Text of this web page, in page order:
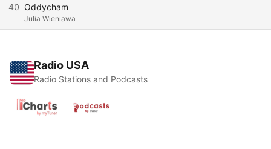
40 Oddycham
Julia Wieniawa
Radio USA
Radio Stations and Podcasts